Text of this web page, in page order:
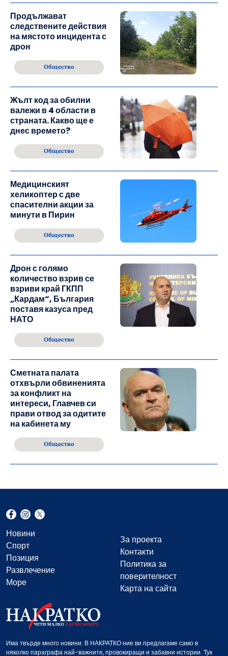
Продължават
следствените действия
на мястото инцидента с
дрон
Общество
Жълт код за обилни
валежи в 4 области в
страната. Какво ще е
днес времето?
Общество
Медицинският
хеликоптер с две
спасителни акции за
минути в Пирин
Общество
Дрон с голямо
количество взрив се
взриви край ГКПП
„Кардам“, България
поставя казуса пред
НАТО
Общество
Сметната палата
отхвърли обвиненията
за конфликт на
интереси, Главчев си
прави отвод за одитите
на кабинета му
Общество
Новини
Спорт
Позиция
Развлечение
Море
За проекта
Контакти
Политика за
поверителност
Карта на сайта
Има твърде много новини. В НАКРАТКО ние ви предлагаме само в
няколко параграфа най-важните, провокиращи и забавни истории. Тук